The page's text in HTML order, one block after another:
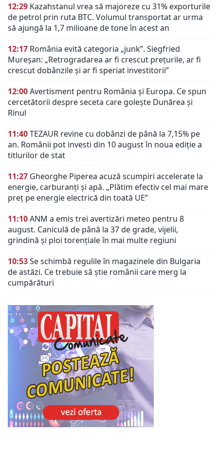
12:29 Kazahstanul vrea să majoreze cu 31% exporturile
de petrol prin ruta BTC. Volumul transportat ar urma
să ajungă la 1,7 milioane de tone în acest an
12:17 România evită categoria „junk”. Siegfried
Mureșan: „Retrogradarea ar fi crescut preţurile, ar fi
crescut dobânzile şi ar fi speriat investitorii”
12:00Avertisment pentru România și Europa. Ce spun
cercetătorii despre seceta care golește Dunărea și
Rinul
11:40TEZAUR revine cu dobânzi de până la 7,15% pe
an. Românii pot investi din 10 august în noua ediție a
titlurilor de stat
11:27 Gheorghe Piperea acuză scumpiri accelerate la
energie, carburanți și apă. „Plătim efectiv cel mai mare
preț pe energie electrică din toată UE”
11:10ANM a emis trei avertizări meteo pentru 8
august. Caniculă de până la 37 de grade, vijelii,
grindină și ploi torențiale în mai multe regiuni
10:53Se schimbă regulile în magazinele din Bulgaria
de astăzi. Ce trebuie să știe românii care merg la
cumpărături